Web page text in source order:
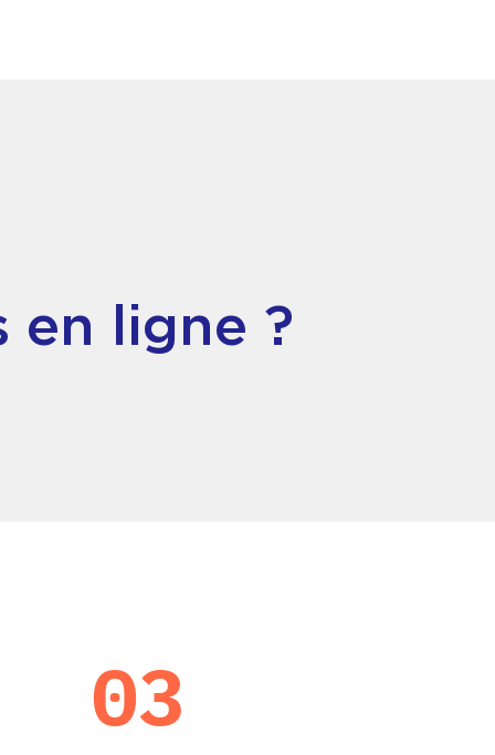
en ligne ?
03